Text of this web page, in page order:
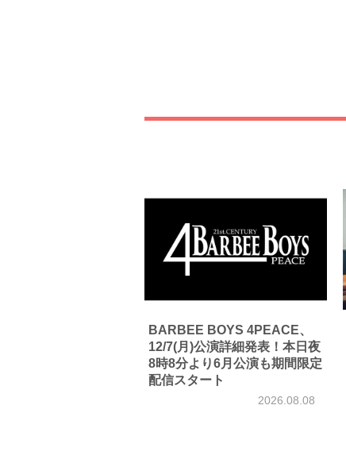
BARBEE BOYS 4PEACE、
12/7(月)公演詳細発表！本日夜
8時8分より6月公演も期間限定
配信スタート
2026.08.08